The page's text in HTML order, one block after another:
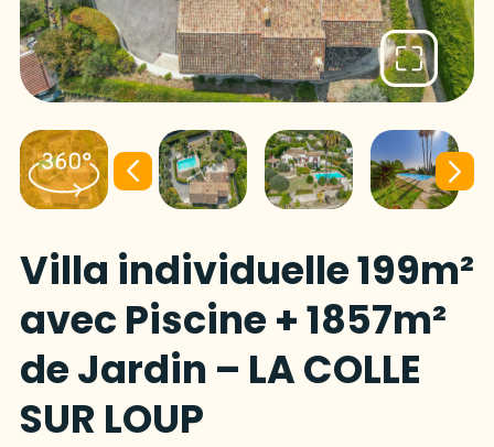
Villa individuelle 199m²
avec Piscine + 1857m²
de Jardin – LA COLLE
SUR LOUP